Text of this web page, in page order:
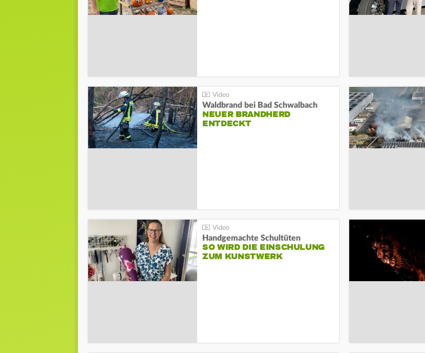
Waldbrand bei Bad Schwalbach
NEUER BRANDHERD
ENTDECKT
Handgemachte Schultüten
SO WIRD DIE EINSCHULUNG
ZUM KUNSTWERK